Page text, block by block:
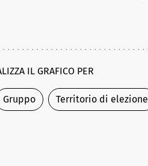
IL GRAFICO PER
Gruppo Territorio di elezione